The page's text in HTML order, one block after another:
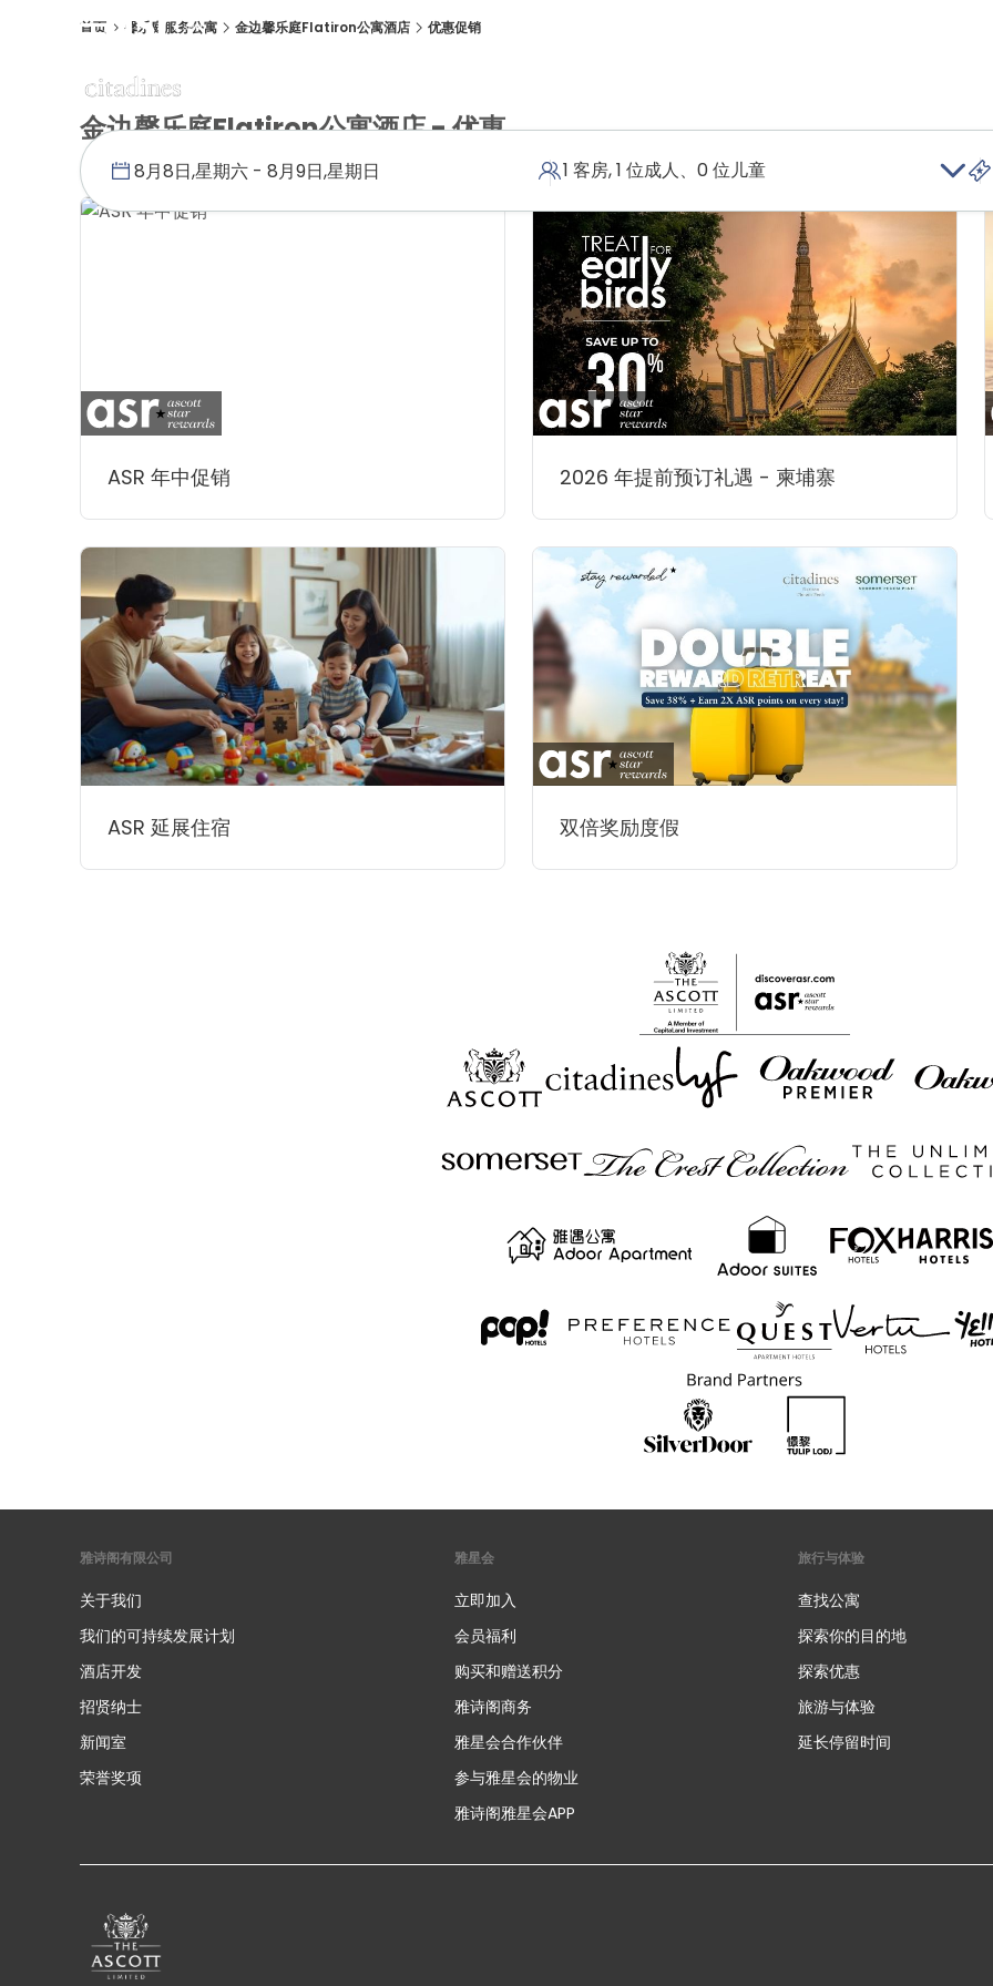
1 客房, 1 位成人、0 位儿童
首页 馨乐庭服务公寓 金边馨乐庭Flatiron公寓酒店 优惠促销
金边馨乐庭Flatiron公寓酒店 - 优惠
ASR 年中促销 2026 年提前预订礼遇 - 柬埔寨
ASR 延展住宿 双倍奖励度假
雅诗阁有限公司
关于我们
我们的可持续发展计划
酒店开发
招贤纳士
新闻室
荣誉奖项
雅星会
立即加入
会员福利
购买和赠送积分
雅诗阁商务
雅星会合作伙伴
参与雅星会的物业
雅诗阁雅星会APP
旅行与体验
查找公寓
探索你的目的地
探索优惠
旅游与体验
延长停留时间